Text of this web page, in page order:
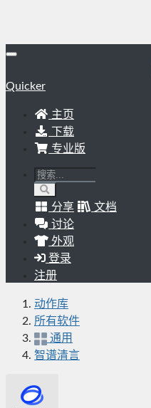
Quicker
主页
下载
专业版
分享
文档
讨论
外观
登录
注册
动作库
所有软件
通用
智谱清言